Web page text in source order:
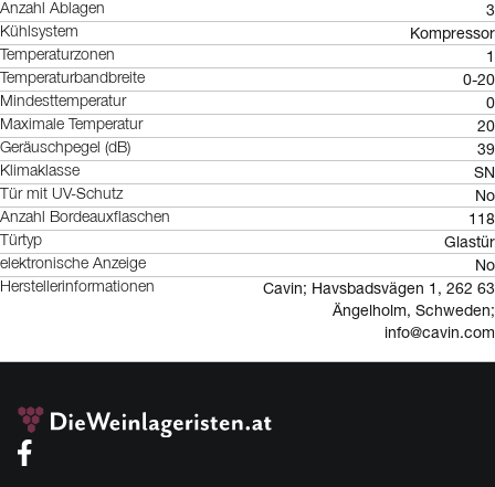
Anzahl Ablagen 3
Kühlsystem Kompressor
Temperaturzonen 1
Temperaturbandbreite 0-20
Mindesttemperatur 0
Maximale Temperatur 20
Geräuschpegel (dB) 39
Klimaklasse SN
Tür mit UV-Schutz No
Anzahl Bordeauxflaschen 118
Türtyp Glastür
elektronische Anzeige No
Herstellerinformationen
Cavin; Havsbadsvägen 1, 262 63
Ängelholm, Schweden;
info@cavin.com